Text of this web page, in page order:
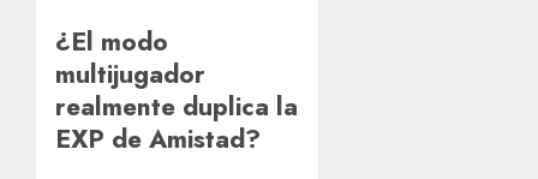
¿El modo
multijugador
realmente duplica la
EXP de Amistad?